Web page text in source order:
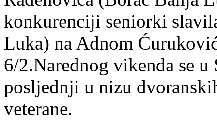
konkurenciji seniorki
Luka) na Adnom
6/2.Narednog vikenda se
posljednji u nizu
veterane.